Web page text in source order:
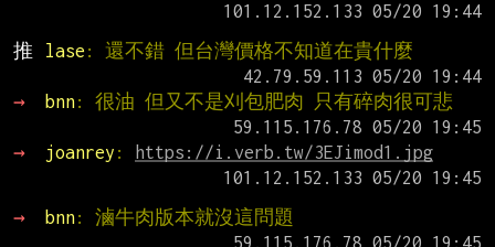
推
lase : 還不錯 但台灣價格不知道在貴什麼
→
bnn: 很油 但又不是刈包肥肉 只有碎肉很可悲
→
joanrey :
https://i.verb.tw/3EJimod1.jpg
→
bnn: 滷牛肉版本就沒這問題